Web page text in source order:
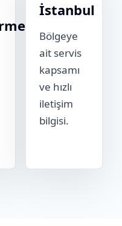
İstanbul
Bölgeye
ait servis
kapsamı
ve hızlı
iletişim
bilgisi.